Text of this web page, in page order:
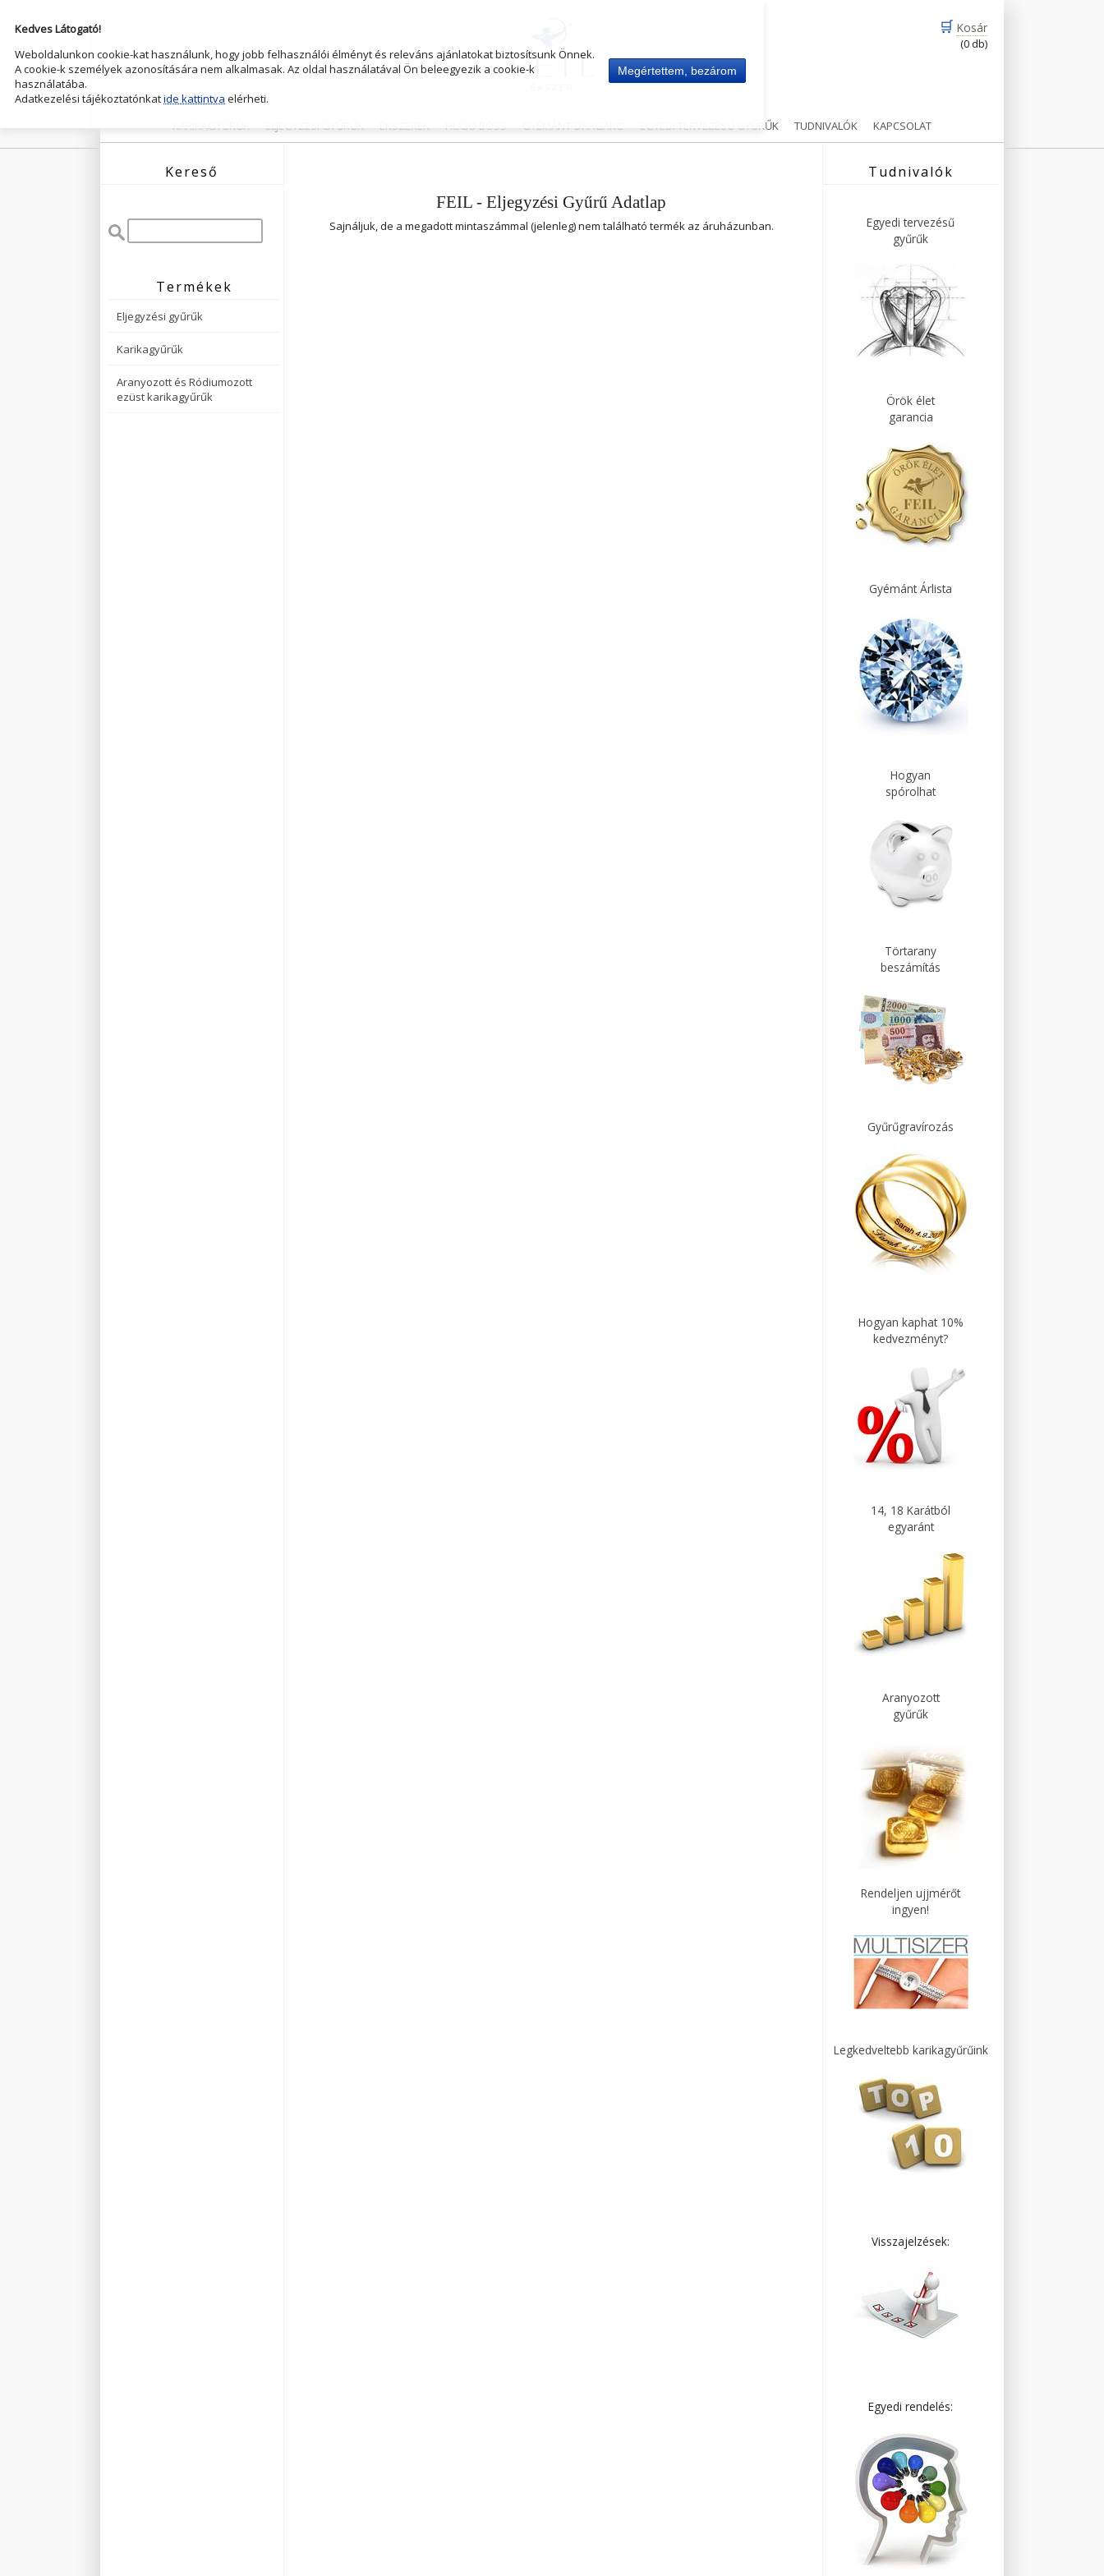
🛒 Kosár
(0 db)
KARIKAGYŰRŰK ELJEGYZESI GYŰRŰK ÉKSZEREK HUGO BOSS GYÉMÁNT-DRÁGAKŐ EGYEDI TERVEZÉSŰ GYŰRŰK TUDNIVALÓK KAPCSOLAT
Kereső
Termékek
Eljegyzési gyűrűk
Karikagyűrűk
Aranyozott és Ródiumozott
ezüst karikagyűrűk
FEIL - Eljegyzési Gyűrű Adatlap
Sajnáljuk, de a megadott mintaszámmal (jelenleg) nem található termék az áruházunban.
Tudnivalók
Egyedi tervezésű
gyűrűk
Örök élet
garancia
Gyémánt Árlista
Hogyan
spórolhat
Törtarany
beszámítás
Gyűrűgravírozás
Hogyan kaphat 10%
kedvezményt?
14, 18 Karátból
egyaránt
Aranyozott
gyűrűk
Rendeljen ujjmérőt
ingyen!
Legkedveltebb karikagyűrűink
Visszajelzések:
Egyedi rendelés:
Kedves Látogató!
Weboldalunkon cookie-kat használunk, hogy jobb felhasználói élményt és releváns ajánlatokat biztosítsunk Önnek.
A cookie-k személyek azonosítására nem alkalmasak. Az oldal használatával Ön beleegyezik a cookie-k
használatába.
Adatkezelési tájékoztatónkatide kattintva elérheti.
Megértettem, bezárom